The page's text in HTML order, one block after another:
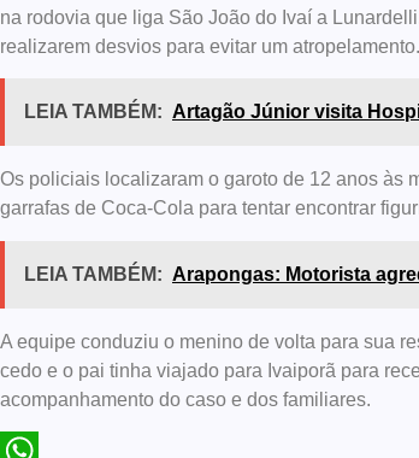
na rodovia que liga São João do Ivaí a
realizarem desvios para evitar um atropelamento.
LEIA TAMBÉM: Artagão Júnior visita
Os policiais localizaram o garoto de 12 anos às
garrafas de Coca-Cola para tentar encontrar
LEIA TAMBÉM: Arapongas: Motorista
A equipe conduziu o menino de volta para sua
cedo e o pai tinha viajado para Ivaiporã para
acompanhamento do caso e dos familiares.